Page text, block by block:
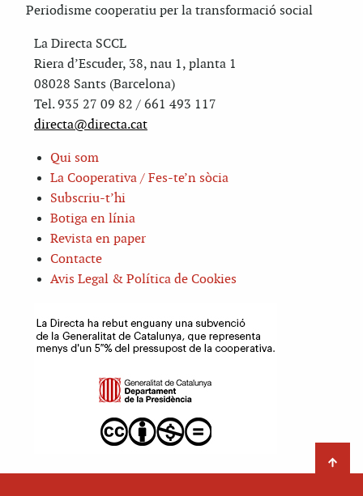
Periodisme cooperatiu per la transformació social
La Directa SCCL
Riera d’Escuder, 38, nau 1, planta 1
08028 Sants (Barcelona)
Tel. 935 27 09 82 / 661 493 117
directa@directa.cat
Qui som
La Cooperativa / Fes-te’n sòcia
Subscriu-t’hi
Botiga en línia
Revista en paper
Contacte
Avis Legal & Política de Cookies